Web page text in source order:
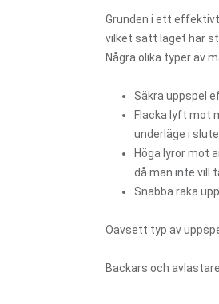
Grunden i ett
vilket sätt laget har
Några olika typer av
Säkra uppspel
Flacka lyft mot
underläge i
Höga lyror mot
då man inte vill
Snabba raka
Oavsett typ av
Backars och